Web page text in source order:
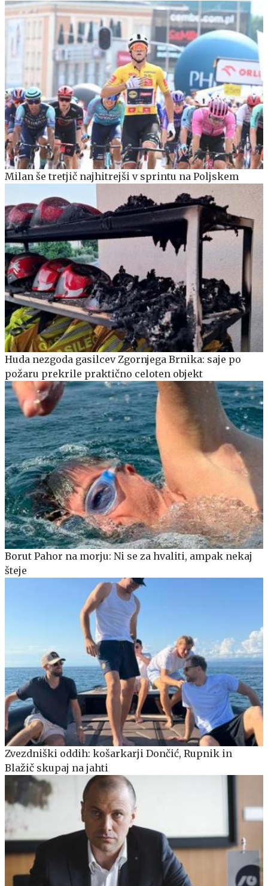
Milan še tretjič najhitrejši v sprintu na Poljskem
Huda nezgoda gasilcev Zgornjega Brnika: saje po
požaru prekrile praktično celoten objekt
Borut Pahor na morju: Ni se za hvaliti, ampak nekaj
šteje
Zvezdniški oddih: košarkarji Dončić, Rupnik in
Blažič skupaj na jahti